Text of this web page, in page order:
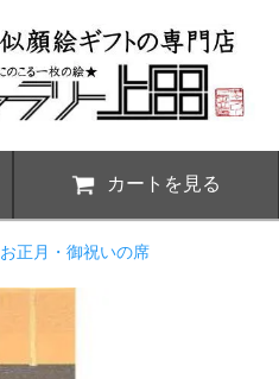
カートを見る
お正月・御祝いの席